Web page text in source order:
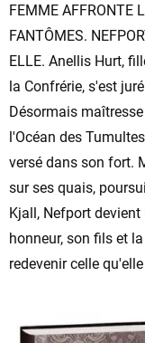
FEMME AFFRONTE
FANTÔMES.
ELLE. Anellis Hurt,
la Confrérie, s'est
Désormais
l'Océan des
versé dans son fort.
sur ses quais,
Kjall, Nefport
honneur, son fils et
redevenir celle